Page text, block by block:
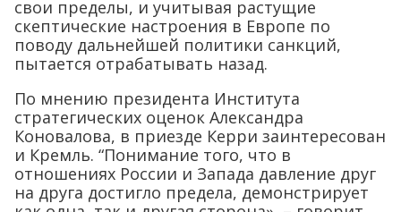
свои пределы, и учитывая растущие
скептические настроения в Европе по
поводу дальнейшей политики санкций,
пытается отрабатывать назад.
По мнению президента Института
стратегических оценок Александра
Коновалова, в приезде Керри заинтересован
и Кремль. “Понимание того, что в
отношениях России и Запада давление друг
на друга достигло предела, демонстрирует